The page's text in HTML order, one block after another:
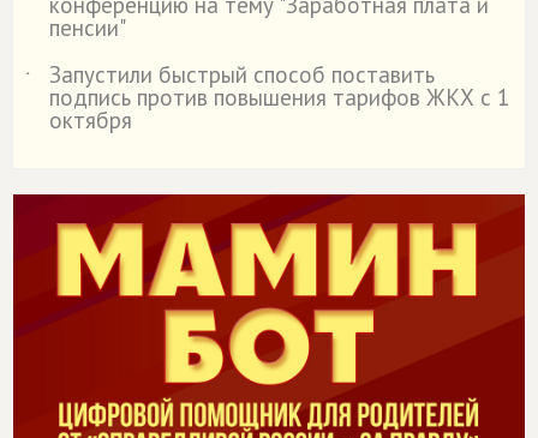
пенсии"
˙
Запустили быстрый способ поставить
подпись против повышения тарифов ЖКХ с 1
октября